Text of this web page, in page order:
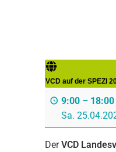
VCD auf der SPEZI
9:00 – 18:00
Sa.
DerVCD